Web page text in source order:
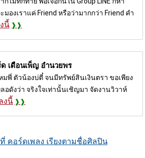
ะมองเราแค่ Friend หรือว่ามากกว่า Friend คำ
นี้
ด เดือนเพ็ญ อำนวยพร
พี่ ตัวน้องบ่ตี๋ จนมีทรัพย์สินเงินตรา ขอเพียง
ลอดังว่า จริงใจเท่านั้นเชิญมา จัดงานวิวาห์
งนี้
คอร์ดเพลง เรียงตามชื่อศิลปิน